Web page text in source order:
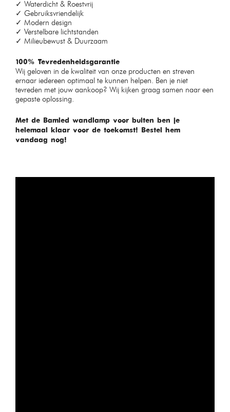
✓ Waterdicht & Roestvrij
✓ Gebruiksvriendelijk
✓ Modern design
✓ Verstelbare lichtstanden
✓ Milieubewust & Duurzaam
100% Tevredenheidsgarantie
Wij geloven in de kwaliteit van onze producten en streven
ernaar iedereen optimaal te kunnen helpen. Ben je niet
tevreden met jouw aankoop? Wij kijken graag samen naar een
gepaste oplossing.
Met de Bamled wandlamp voor buiten ben je
helemaal klaar voor de toekomst! Bestel hem
vandaag nog!